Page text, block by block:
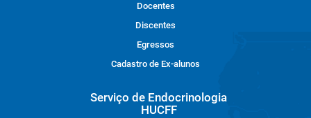
Docentes
Discentes
Egressos
Cadastro de Ex-alunos
Serviço de Endocrinologia
HUCFF